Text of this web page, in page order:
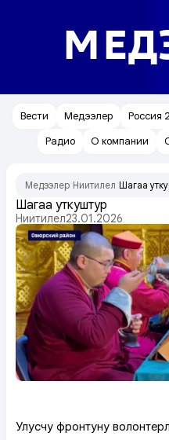
Вести Медээлер Россия
Радио
О компании
Медээлер Ниитилел Шагаа
Шагаа уткуштур
Ниитилел23.01.2026
Улусчу фронтунуң